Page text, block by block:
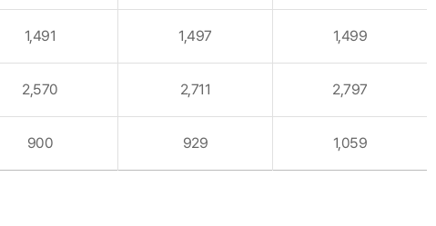
1,491 1,497 1,499
2,570 2,711 2,797
900 929 1,059